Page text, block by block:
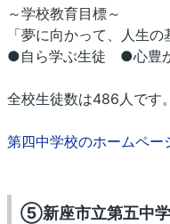
～学校教育目標～
「夢に向かって、人生
●自ら学ぶ生徒 ●心豊
全校生徒数は486人です
第四中学校のホームペ
⑤新座市立第五中